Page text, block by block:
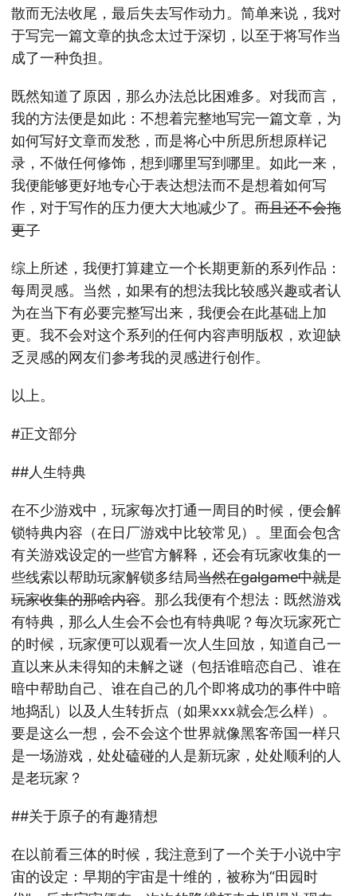
散而无法收尾，最后失去写作动力。简单来说，我对
于写完一篇文章的执念太过于深切，以至于将写作当
成了一种负担。
既然知道了原因，那么办法总比困难多。对我而言，
我的方法便是如此：不想着完整地写完一篇文章，为
如何写好文章而发愁，而是将心中所思所想原样记
录，不做任何修饰，想到哪里写到哪里。如此一来，
我便能够更好地专心于表达想法而不是想着如何写
作，对于写作的压力便大大地减少了。 而且还不会拖
更了
综上所述，我便打算建立一个长期更新的系列作品：
每周灵感。当然，如果有的想法我比较感兴趣或者认
为在当下有必要完整写出来，我便会在此基础上加
更。我不会对这个系列的任何内容声明版权，欢迎缺
乏灵感的网友们参考我的灵感进行创作。
以上。
#正文部分
##人生特典
在不少游戏中，玩家每次打通一周目的时候，便会解
锁特典内容（在日厂游戏中比较常见）。里面会包含
有关游戏设定的一些官方解释，还会有玩家收集的一
些线索以帮助玩家解锁多结局当然在galgame中就是
玩家收集的那啥内容。那么我便有个想法：既然游戏
有特典，那么人生会不会也有特典呢？每次玩家死亡
的时候，玩家便可以观看一次人生回放，知道自己一
直以来从未得知的未解之谜（包括谁暗恋自己、谁在
暗中帮助自己、谁在自己的几个即将成功的事件中暗
地捣乱）以及人生转折点（如果xxx就会怎么样）。
要是这么一想，会不会这个世界就像黑客帝国一样只
是一场游戏，处处磕碰的人是新玩家，处处顺利的人
是老玩家？
##关于原子的有趣猜想
在以前看三体的时候，我注意到了一个关于小说中宇
宙的设定：早期的宇宙是十维的，被称为“田园时